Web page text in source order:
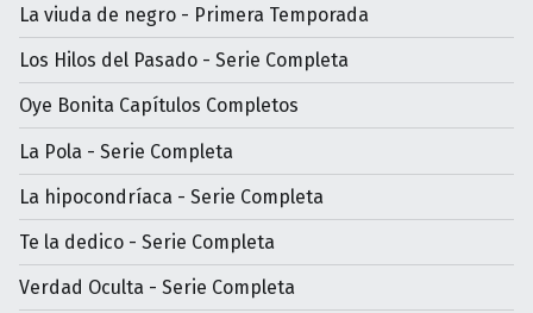
La viuda de negro - Primera Temporada
Los Hilos del Pasado - Serie Completa
Oye Bonita Capítulos Completos
La Pola - Serie Completa
La hipocondríaca - Serie Completa
Te la dedico - Serie Completa
Verdad Oculta - Serie Completa